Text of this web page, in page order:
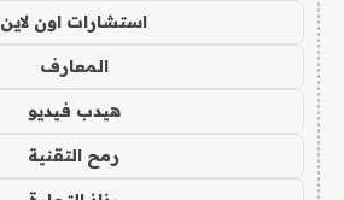
استشارات اون لاين
المعارف
هيدب فيديو
رمح التقنية